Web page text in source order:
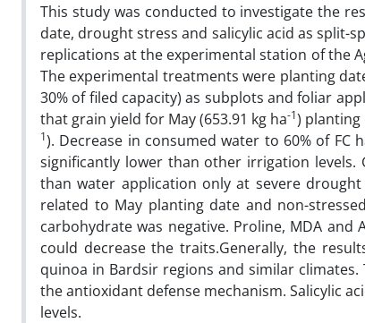
This study was conducted to investigate the
date, drought stress and salicylic acid as split-
replications at the experimental station of the
The experimental treatments were planting
30% of filed capacity) as subplots and foliar
that grain yield for May (653.91 kg ha-1) planting
1). Decrease in consumed water to 60% of
significantly lower than other irrigation levels.
than water application only at severe
related to May planting date and non-
carbohydrate was negative. Proline, MDA and
could decrease the traits.Generally, the
quinoa in Bardsir regions and similar
the antioxidant defense mechanism. Salicylic
levels.